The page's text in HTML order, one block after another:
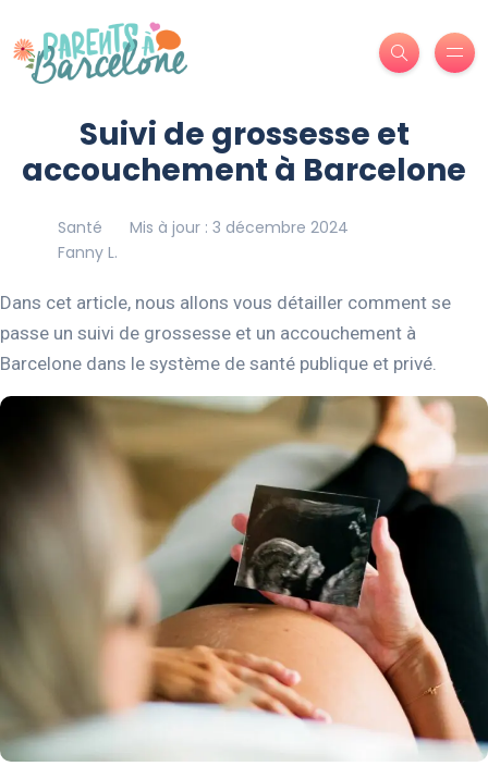
Suivi de grossesse et
accouchement à Barcelone
Santé
Mis à jour : 3 décembre 2024
Fanny L.
Dans cet article, nous allons vous détailler comment se
passe un suivi de grossesse et un accouchement à
Barcelone dans le système de santé publique et privé.